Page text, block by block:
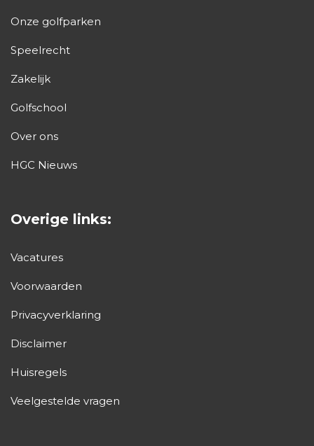
Onze golfparken
Speelrecht
Zakelijk
Golfschool
Over ons
HGC Nieuws
Overige links:
Vacatures
Voorwaarden
Privacyverklaring
Disclaimer
Huisregels
Veelgestelde vragen